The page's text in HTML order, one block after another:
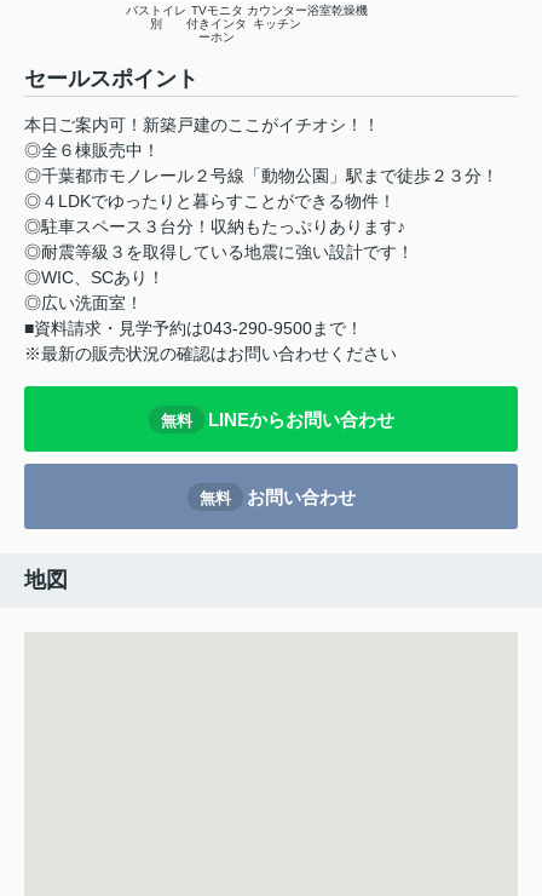
バストイレ
別
TVモニタ
付きインタ
ーホン
カウンター
キッチン
浴室乾燥機
セールスポイント
本日ご案内可！新築戸建のここがイチオシ！！
◎全６棟販売中！
◎千葉都市モノレール２号線「動物公園」駅まで徒歩２３分！
◎４LDKでゆったりと暮らすことができる物件！
◎駐車スペース３台分！収納もたっぷりあります♪
◎耐震等級３を取得している地震に強い設計です！
◎WIC、SCあり！
◎広い洗面室！
■資料請求・見学予約は043-290-9500まで！
※最新の販売状況の確認はお問い合わせください
無料 LINEからお問い合わせ
無料 お問い合わせ
地図